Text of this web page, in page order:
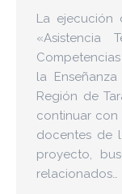
La ejecución
«Asistencia
la
Región de
continuar con
docentes de
proyecto,
relacionados…